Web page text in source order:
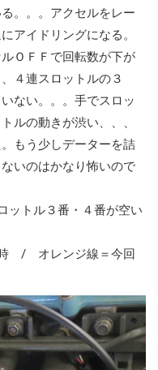
。。。アクセルをレー
アイドリングになる。
ＯＦＦで回転数が下が
４連スロットルの３
ない。。。手でスロッ
ルの動きが渋い、、、
もう少しデーターを詰
いのはかなり怖いので
ットル３番・４番が空い
時 / オレンジ線＝今回